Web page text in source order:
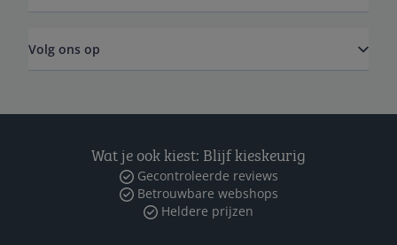
Volg ons op
Wat je ook kiest: Blijf kieskeurig
Gecontroleerde reviews
Betrouwbare webshops
Heldere prijzen